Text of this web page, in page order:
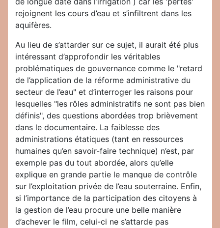
rejoignent les cours d’eau et s’infiltrent dans les
aquifères.
Au lieu de s’attarder sur ce sujet, il aurait été plus
intéressant d’approfondir les véritables
problématiques de gouvernance comme le "retard
de l’application de la réforme administrative du
secteur de l’eau" et d’interroger les raisons pour
lesquelles "les rôles administratifs ne sont pas bien
définis", des questions abordées trop brièvement
dans le documentaire. La faiblesse des
administrations étatiques (tant en ressources
humaines qu’en savoir-faire technique) n’est, par
exemple pas du tout abordée, alors qu’elle
explique en grande partie le manque de contrôle
sur l’exploitation privée de l’eau souterraine. Enfin,
si l’importance de la participation des citoyens à
la gestion de l’eau procure une belle manière
d’achever le film, celui-ci ne s’attarde pas